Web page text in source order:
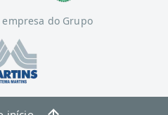
empresa do Grupo